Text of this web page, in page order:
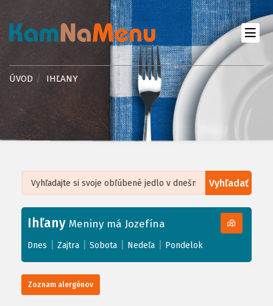
ÚVOD IHĽANY
Vyhľadať
+
−
Leaflet| ©OpenStreetMap, Tiles courtesy ofHumanitarian OpenStreetMap
Ihľany Meniny má Jozefína
Dnes Zajtra Sobota Nedeľa Pondelok
Zoznam alergénov